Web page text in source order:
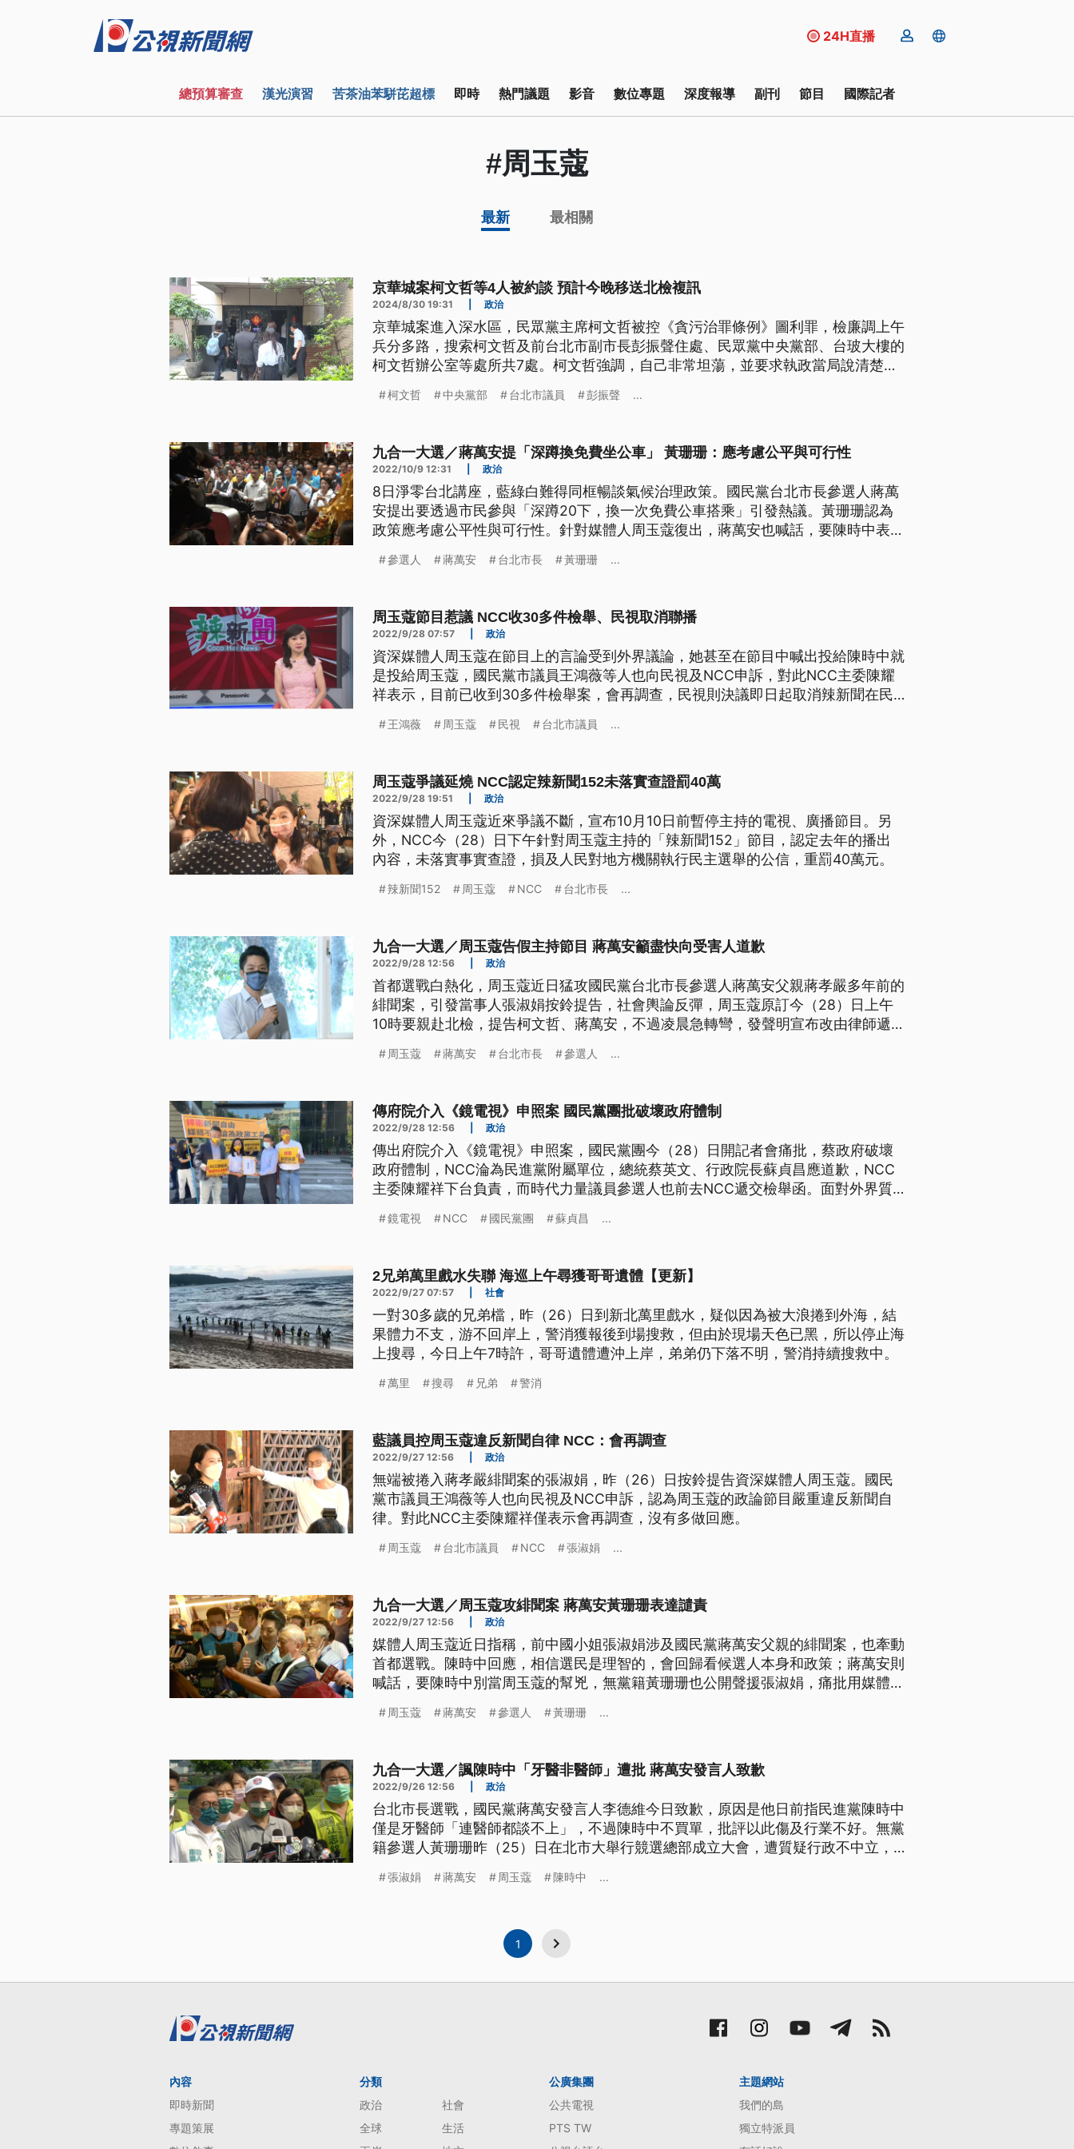
24H直播
總預算審查 漢光演習 苦茶油苯駢芘超標 即時 熱門議題 影音 數位專題 深度報導 副刊 節目 國際記者
#周玉蔻
最新 最相關
京華城案柯文哲等4人被約談 預計今晚移送北檢複訊
2024/8/30 19:31 政治
京華城案進入深水區，民眾黨主席柯文哲被控《貪污治罪條例》圖利罪，檢廉調上午
兵分多路，搜索柯文哲及前台北市副市長彭振聲住處、民眾黨中央黨部、台玻大樓的
柯文哲辦公室等處所共7處。柯文哲強調，自己非常坦蕩，並要求執政當局說清楚，
柯文哲沒有抗拒且願意配合，而柯文哲與彭振聲等4人經過廉政署偵訊後，預計在晚
柯文哲 中央黨部 台北市議員 彭振聲 ...
九合一大選／蔣萬安提「深蹲換免費坐公車」 黃珊珊：應考慮公平與可行性
2022/10/9 12:31 政治
8日淨零台北講座，藍綠白難得同框暢談氣候治理政策。國民黨台北市長參選人蔣萬
安提出要透過市民參與「深蹲20下，換一次免費公車搭乘」引發熱議。黃珊珊認為
政策應考慮公平性與可行性。針對媒體人周玉蔻復出，蔣萬安也喊話，要陳時中表
為自己言論負責。
參選人 蔣萬安 台北市長 黃珊珊 ...
周玉蔻節目惹議 NCC收30多件檢舉、民視取消聯播
2022/9/28 07:57 政治
資深媒體人周玉蔻在節目上的言論受到外界議論，她甚至在節目中喊出投給陳時中就
是投給周玉蔻，國民黨市議員王鴻薇等人也向民視及NCC申訴，對此NCC主委陳耀
祥表示，目前已收到30多件檢舉案，會再調查，民視則決議即日起取消辣新聞在民
王鴻薇 周玉蔻 民視 台北市議員 ...
周玉蔻爭議延燒 NCC認定辣新聞152未落實查證罰40萬
2022/9/28 19:51 政治
資深媒體人周玉蔻近來爭議不斷，宣布10月10日前暫停主持的電視、廣播節目。另
外，NCC今（28）日下午針對周玉蔻主持的「辣新聞152」節目，認定去年的播出
內容，未落實事實查證，損及人民對地方機關執行民主選舉的公信，重罰40萬元。
辣新聞152 周玉蔻 NCC 台北市長 ...
九合一大選／周玉蔻告假主持節目 蔣萬安籲盡快向受害人道歉
2022/9/28 12:56 政治
首都選戰白熱化，周玉蔻近日猛攻國民黨台北市長參選人蔣萬安父親蔣孝嚴多年前的
緋聞案，引發當事人張淑娟按鈴提告，社會輿論反彈，周玉蔻原訂今（28）日上午
10時要親赴北檢，提告柯文哲、蔣萬安，不過凌晨急轉彎，發聲明宣布改由律師遞
害人道歉。
周玉蔻 蔣萬安 台北市長 參選人 ...
傳府院介入《鏡電視》申照案 國民黨團批破壞政府體制
2022/9/28 12:56 政治
傳出府院介入《鏡電視》申照案，國民黨團今（28）日開記者會痛批，蔡政府破壞
政府體制，NCC淪為民進黨附屬單位，總統蔡英文、行政院長蘇貞昌應道歉，NCC
主委陳耀祥下台負責，而時代力量議員參選人也前去NCC遞交檢舉函。面對外界質
鏡電視 NCC 國民黨團 蘇貞昌 ...
2兄弟萬里戲水失聯 海巡上午尋獲哥哥遺體【更新】
2022/9/27 07:57 社會
一對30多歲的兄弟檔，昨（26）日到新北萬里戲水，疑似因為被大浪捲到外海，結
果體力不支，游不回岸上，警消獲報後到場搜救，但由於現場天色已黑，所以停止海
上搜尋，今日上午7時許，哥哥遺體遭沖上岸，弟弟仍下落不明，警消持續搜救中。
萬里 搜尋 兄弟 警消
藍議員控周玉蔻違反新聞自律 NCC：會再調查
2022/9/27 12:56 政治
無端被捲入蔣孝嚴緋聞案的張淑娟，昨（26）日按鈴提告資深媒體人周玉蔻。國民
黨市議員王鴻薇等人也向民視及NCC申訴，認為周玉蔻的政論節目嚴重違反新聞自
律。對此NCC主委陳耀祥僅表示會再調查，沒有多做回應。
周玉蔻 台北市議員 NCC 張淑娟 ...
九合一大選／周玉蔻攻緋聞案 蔣萬安黃珊珊表達譴責
2022/9/27 12:56 政治
媒體人周玉蔻近日指稱，前中國小姐張淑娟涉及國民黨蔣萬安父親的緋聞案，也牽動
首都選戰。陳時中回應，相信選民是理智的，會回歸看候選人本身和政策；蔣萬安則
喊話，要陳時中別當周玉蔻的幫兇，無黨籍黃珊珊也公開聲援張淑娟，痛批用媒體公
周玉蔻 蔣萬安 參選人 黃珊珊 ...
九合一大選／諷陳時中「牙醫非醫師」遭批 蔣萬安發言人致歉
2022/9/26 12:56 政治
台北市長選戰，國民黨蔣萬安發言人李德維今日致歉，原因是他日前指民進黨陳時中
僅是牙醫師「連醫師都談不上」，不過陳時中不買單，批評以此傷及行業不好。無黨
籍參選人黃珊珊昨（25）日在北市大舉行競選總部成立大會，遭質疑行政不中立，
聞案的張淑娟，今天向北檢提告，周玉蔻也到北檢向張淑娟道歉，蔣萬安說選舉要有
張淑娟 蔣萬安 周玉蔻 陳時中 ...
1
內容
即時新聞
專題策展
分類
政治
社會
全球
生活
公廣集團
公共電視
PTS TW
主題網站
我們的島
獨立特派員